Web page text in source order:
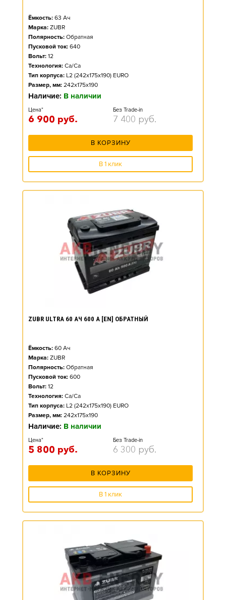
Ёмкость: 63 Ач
Марка: ZUBR
Полярность: Обратная
Пусковой ток: 640
Вольт: 12
Технология: Ca/Ca
Тип корпуса: L2 (242x175x190) EURO
Размер, мм: 242x175x190
Наличие: В наличии
Цена*
6 900 руб.
Без Trade-in
7 400 руб.
В КОРЗИНУ
В 1 клик
ZUBR ULTRA 60 АЧ 600 А [EN] ОБРАТНЫЙ
Ёмкость: 60 Ач
Марка: ZUBR
Полярность: Обратная
Пусковой ток: 600
Вольт: 12
Технология: Ca/Ca
Тип корпуса: L2 (242x175x190) EURO
Размер, мм: 242x175x190
Наличие: В наличии
Цена*
5 800 руб.
Без Trade-in
6 300 руб.
В КОРЗИНУ
В 1 клик